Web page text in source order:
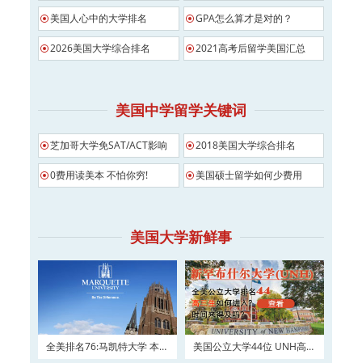
美国人心中的大学排名 GPA怎么算才是对的？
2026美国大学综合排名 2021高考后留学美国汇总
美国中学留学关键词
芝加哥大学免SAT/ACT影响 2018美国大学综合排名
0费用读美本 不怕你穷! 美国硕士留学如何少费用
美国大学新鲜事
全美排名76:马凯特大学 本科
美国公立大学44位 UNH高三